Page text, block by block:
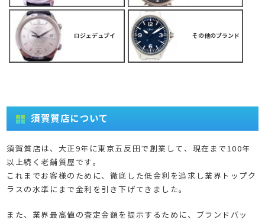
ロジェデュブイ その他のブランド
須賀質店について
須賀質店は、大正9年に東京五反田で創業して、現在まで100年
以上続く老舗質屋です。
これまでお客様のために、徹底した低金利を追求し業界トップク
ラスの水準にまで金利を引き下げてきました。
また、業界最高値の査定金額を提示するために、ブランドバッ